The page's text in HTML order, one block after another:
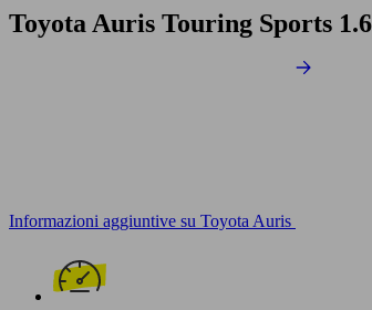
Toyota Auris Touring Sports
Informazioni aggiuntive su Toyota Auris